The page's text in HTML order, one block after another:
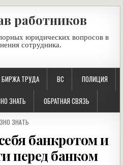
работников
юридических вопросов в
сотрудника.
БИРЖА ТРУДА ВС ПОЛИЦИЯ
ЗНАТЬ ОБРАТНАЯ СВЯЗЬ
ЗНАТЬ
банкротом и
перед банком